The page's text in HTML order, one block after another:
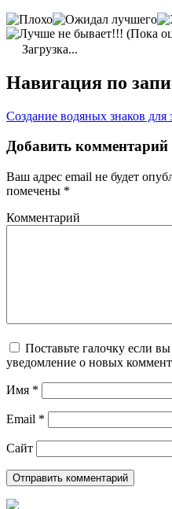
(Пока
Загрузка...
Навигация по
Создание водяных знаков
Добавить комментарий
Ваш адрес email не будет
помечены *
Комментарий
Поставьте галочку если
уведомление о новых
Имя *
Email *
Сайт